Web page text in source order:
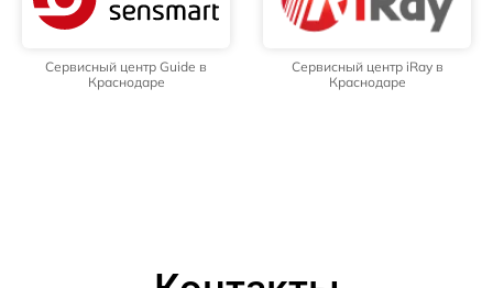
Сервисный центр Guide в
Краснодаре
Сервисный центр iRay в
Краснодаре